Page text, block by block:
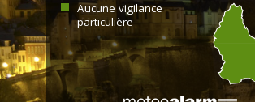
Aucune vigilance
particulière